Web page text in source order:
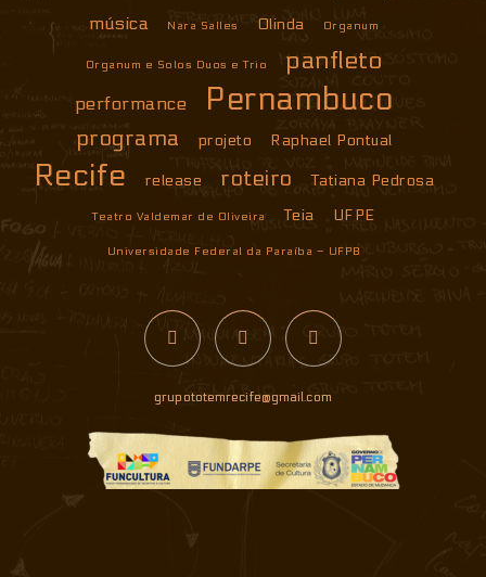
música Nara Salles Olinda Organum
Organum e Solos Duos e Trio panfleto
performance Pernambuco
programa projeto Raphael Pontual
Recife release roteiro Tatiana Pedrosa
Teatro Valdemar de Oliveira Teia UFPE
Universidade Federal da Paraíba – UFPB
grupototemrecife@gmail.com